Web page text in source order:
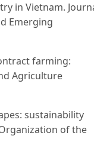
in Vietnam.
Emerging
farming:
Agriculture
sustainability
of the